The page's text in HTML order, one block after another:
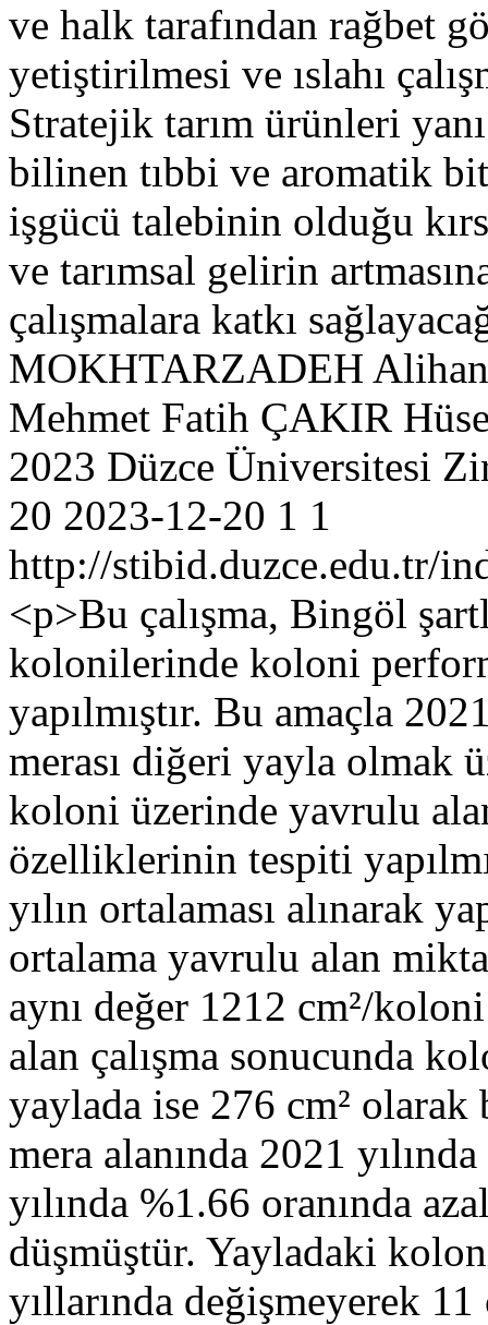
ve halk tarafından rağbet
yetiştirilmesi ve ıslahı
Stratejik tarım ürünleri
bilinen tıbbi ve aromatik
işgücü talebinin olduğu
ve tarımsal gelirin
çalışmalara katkı
MOKHTARZADEH
Mehmet Fatih ÇAKIR
2023 Düzce Üniversitesi
20 2023-12-20 1 1
http://stibid.duzce.edu.tr/
<p>Bu çalışma, Bingöl
kolonilerinde koloni
yapılmıştır. Bu amaçla
merası diğeri yayla olmak
koloni üzerinde yavrulu
özelliklerinin tespiti
yılın ortalaması alınarak
ortalama yavrulu alan
aynı değer 1212 cm²/
alan çalışma sonucunda
yaylada ise 276 cm²
mera alanında 2021
yılında %1.66 oranında
düşmüştür. Yayladaki
yıllarında değişmeyerek